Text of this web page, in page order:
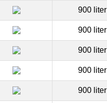
900 liter
900 liter
900 liter
900 liter
900 liter